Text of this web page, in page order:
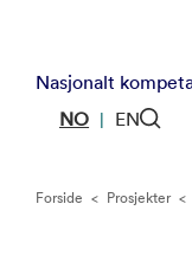
Nasjonalt
NO | EN
Forside < Prosjekter <